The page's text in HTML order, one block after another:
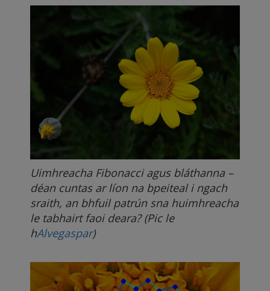
Uimhreacha Fibonacci agus bláthanna –
déan cuntas ar líon na bpeiteal i ngach
sraith, an bhfuil patrún sna huimhreacha
le tabhairt faoi deara? (Pic le
hAlvegaspar)